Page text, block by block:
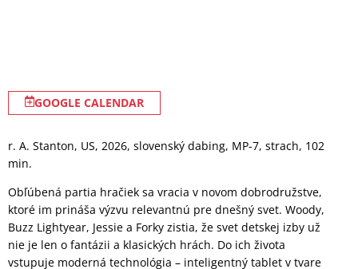
GOOGLE CALENDAR
r. A. Stanton, US, 2026, slovenský dabing, MP-7, strach, 102
min.
Obľúbená partia hračiek sa vracia v novom dobrodružstve,
ktoré im prináša výzvu relevantnú pre dnešný svet. Woody,
Buzz Lightyear, Jessie a Forky zistia, že svet detskej izby už
nie je len o fantázii a klasických hrách. Do ich života
vstupuje moderná technológia – inteligentný tablet v tvare